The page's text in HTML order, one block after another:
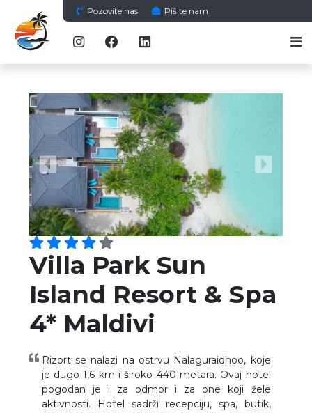
Pozovite nas Pišite nam
Previous Next
Villa Park Sun
Island Resort & Spa
4* Maldivi
Rizort se nalazi na ostrvu Nalaguraidhoo, koje
je dugo 1,6 km i široko 440 metara. Ovaj hotel
pogodan je i za odmor i za one koji žele
aktivnosti. Hotel sadrži recepciju, spa, butik,